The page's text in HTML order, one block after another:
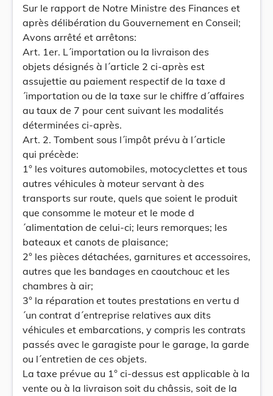
Sur le rapport de Notre Ministre des Finances et
après délibération du Gouvernement en Conseil;
Avons arrêté et arrêtons:
Art. 1er. L´importation ou la livraison des
objets désignés à l´article 2 ci-après est
assujettie au paiement respectif de la taxe d
´importation ou de la taxe sur le chiffre d´affaires
au taux de 7 pour cent suivant les modalités
déterminées ci-après.
Art. 2. Tombent sous l´impôt prévu à l´article
qui précède:
1° les voitures automobiles, motocyclettes et tous
autres véhicules à moteur servant à des
transports sur route, quels que soient le produit
que consomme le moteur et le mode d
´alimentation de celui-ci; leurs remorques; les
bateaux et canots de plaisance;
2° les pièces détachées, garnitures et accessoires,
autres que les bandages en caoutchouc et les
chambres à air;
3° la réparation et toutes prestations en vertu d
´un contrat d´entreprise relatives aux dits
véhicules et embarcations, y compris les contrats
passés avec le garagiste pour le garage, la garde
ou l´entretien de ces objets.
La taxe prévue au 1° ci-dessus est applicable à la
vente ou à la livraison soit du châssis, soit de la